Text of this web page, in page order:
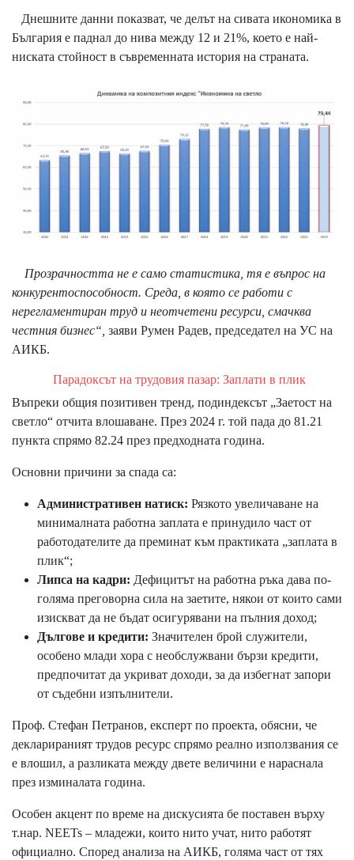
Днешните данни показват, че делът на сивата икономика в
България е паднал до нива между 12 и 21%, което е най-
ниската стойност в съвременната история на страната.
Прозрачността не е само статистика, тя е въпрос на
конкурентоспособност. Среда, в която се работи с
нерегламентиран труд и неотчетени ресурси, смачква
честния бизнес“, заяви Румен Радев, председател на УС на
АИКБ.
Парадоксът на трудовия пазар: Заплати в плик
Въпреки общия позитивен тренд, подиндексът „Заетост на
светло“ отчита влошаване. През 2024 г. той пада до 81.21
пункта спрямо 82.24 през предходната година.
Основни причини за спада са:
Административен натиск: Рязкото увеличаване на
минималната работна заплата е принудило част от
работодателите да преминат към практиката „заплата в
плик“;
Липса на кадри: Дефицитът на работна ръка дава по-
голяма преговорна сила на заетите, някои от които сами
изискват да не бъдат осигурявани на пълния доход;
Дългове и кредити: Значителен брой служители,
особено млади хора с необслужвани бързи кредити,
предпочитат да укриват доходи, за да избегнат запори
от съдебни изпълнители.
Проф. Стефан Петранов, експерт по проекта, обясни, че
декларираният трудов ресурс спрямо реално използвания се
е влошил, а разликата между двете величини е нараснала
през изминалата година.
Особен акцент по време на дискусията бе поставен върху
т.нар. NEETs – младежи, които нито учат, нито работят
официално. Според анализа на АИКБ, голяма част от тях